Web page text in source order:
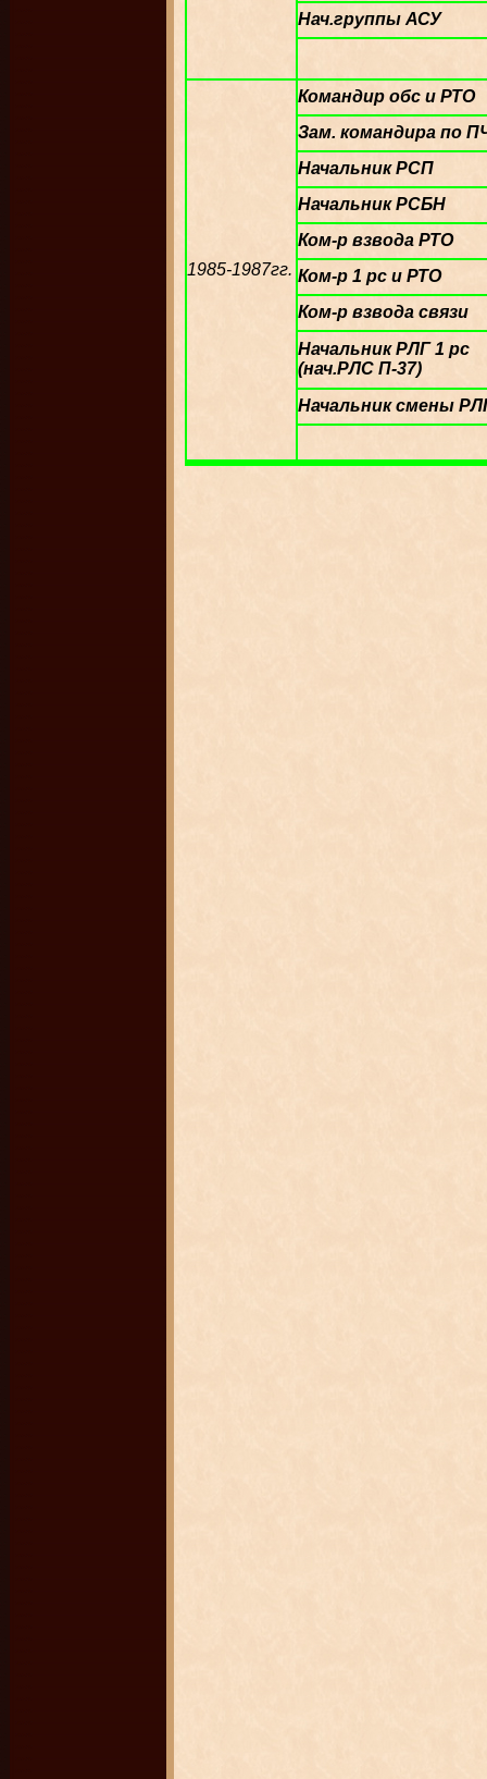
Нач.группы АСУ
1985-1987гг.
Командир обс и РТО
Зам. командира по
Начальник РСП
Начальник РСБН
Ком-р взвода РТО
Ком-р 1 рс и РТО
Ком-р взвода связи
Начальник РЛГ 1 рс
(нач.РЛС П-37)
Начальник смены